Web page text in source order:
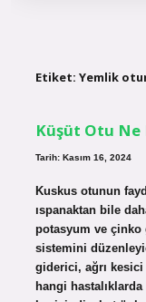
Etiket: Yemlik
Küşüt Otu Ne
Tarih: Kasım 16, 2024
Kuskus otunun
ıspanaktan bile
potasyum ve
sistemini
giderici, ağrı kesici
hangi